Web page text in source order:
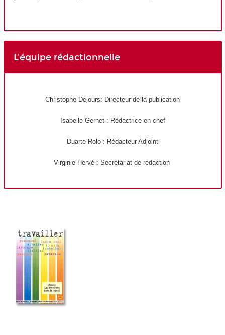
L'équipe rédactionnelle
Christophe Dejours: Directeur de la publication
Isabelle Gernet : Rédactrice en chef
Duarte Rolo : Rédacteur Adjoint
Virginie Hervé : Secrétariat de rédaction